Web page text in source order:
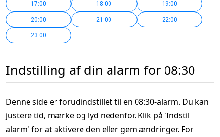
17:00 18:00 19:00
20:00 21:00 22:00
23:00
Indstilling af din alarm for 08:30
Denne side er forudindstillet til en 08:30-alarm. Du kan
justere tid, mærke og lyd nedenfor. Klik på 'Indstil
alarm' for at aktivere den eller gem ændringer. For